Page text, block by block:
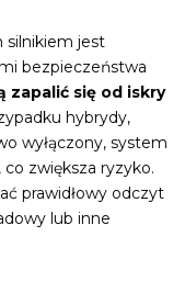
bezpieczeństwa
zapalić się od iskry
hybrydy,
wyłączony, system
zwiększa ryzyko.
prawidłowy odczyt
lub inne